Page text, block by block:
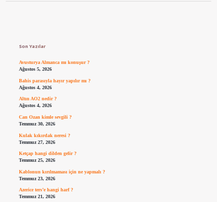
Son Yazılar
Avusturya Almanca mı konuşur ?
Ağustos 5, 2026
Bahis parasıyla hayır yapılır mı ?
Ağustos 4, 2026
Altın AO2 nedir ?
Ağustos 4, 2026
Can Ozan kimle sevgili ?
Temmuz 30, 2026
Kulak kıkırdak neresi ?
Temmuz 27, 2026
Ketçap hangi dilden gelir ?
Temmuz 25, 2026
Kablonun kırılmaması için ne yapmalı ?
Temmuz 23, 2026
Azerice ters’e hangi harf ?
Temmuz 21, 2026